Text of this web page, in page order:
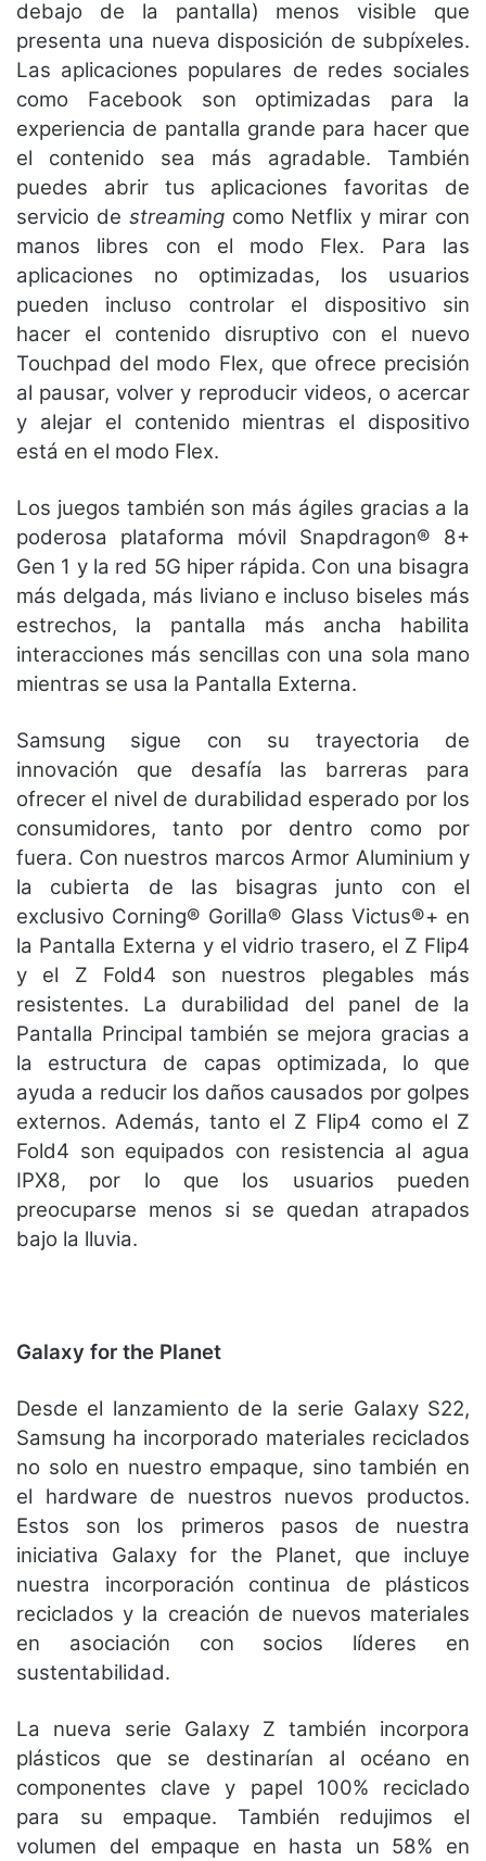
debajo de la pantalla) menos visible que
presenta una nueva disposición de subpíxeles.
Las aplicaciones populares de redes sociales
como Facebook son optimizadas para la
experiencia de pantalla grande para hacer que
el contenido sea más agradable. También
puedes abrir tus aplicaciones favoritas de
servicio de streamingcomo Netflix y mirar con
manos libres con el modo Flex. Para las
aplicaciones no optimizadas, los usuarios
pueden incluso controlar el dispositivo sin
hacer el contenido disruptivo con el nuevo
Touchpad del modo Flex, que ofrece precisión
al pausar, volver y reproducir videos, o acercar
y alejar el contenido mientras el dispositivo
está en el modo Flex.
Los juegos también son más ágiles gracias a la
poderosa plataforma móvil Snapdragon® 8+
Gen 1 y la red 5G hiper rápida. Con una bisagra
más delgada, más liviano e incluso biseles más
estrechos, la pantalla más ancha habilita
interacciones más sencillas con una sola mano
mientras se usa la Pantalla Externa.
Samsung sigue con su trayectoria de
innovación que desafía las barreras para
ofrecer el nivel de durabilidad esperado por los
consumidores, tanto por dentro como por
fuera. Con nuestros marcos Armor Aluminium y
la cubierta de las bisagras junto con el
exclusivo Corning® Gorilla® Glass Victus®+ en
la Pantalla Externa y el vidrio trasero, el Z Flip4
y el Z Fold4 son nuestros plegables más
resistentes. La durabilidad del panel de la
Pantalla Principal también se mejora gracias a
la estructura de capas optimizada, lo que
ayuda a reducir los daños causados por golpes
externos. Además, tanto el Z Flip4 como el Z
Fold4 son equipados con resistencia al agua
IPX8, por lo que los usuarios pueden
preocuparse menos si se quedan atrapados
bajo la lluvia.
Galaxy for the Planet
Desde el lanzamiento de la serie Galaxy S22,
Samsung ha incorporado materiales reciclados
no solo en nuestro empaque, sino también en
el hardware de nuestros nuevos productos.
Estos son los primeros pasos de nuestra
iniciativa Galaxy for the Planet, que incluye
nuestra incorporación continua de plásticos
reciclados y la creación de nuevos materiales
en asociación con socios líderes en
sustentabilidad.
La nueva serie Galaxy Z también incorpora
plásticos que se destinarían al océano en
componentes clave y papel 100% reciclado
para su empaque. También redujimos el
volumen del empaque en hasta un 58% en